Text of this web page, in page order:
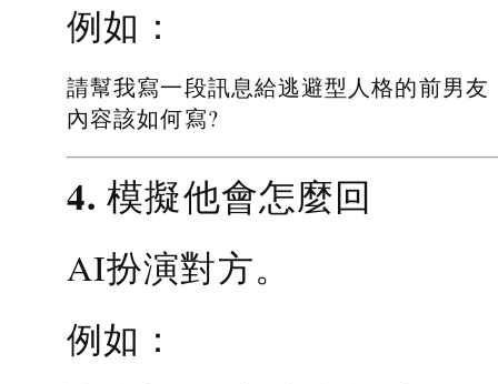
例如：
請幫我寫一段訊息給逃避型人格的前男友
內容該如何寫?
4. 模擬他會怎麼回
AI扮演對方。
例如：